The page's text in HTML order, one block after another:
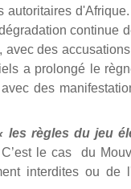
autoritaires
continue
avec des
a prolongé le
des
les règles du jeu
le cas du
interdites ou